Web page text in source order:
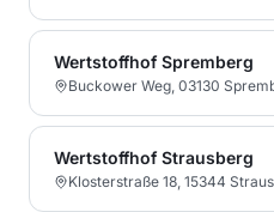
Wertstoffhof Spremberg
Buckower Weg, 03130
Wertstoffhof Strausberg
Klosterstraße 18, 15344